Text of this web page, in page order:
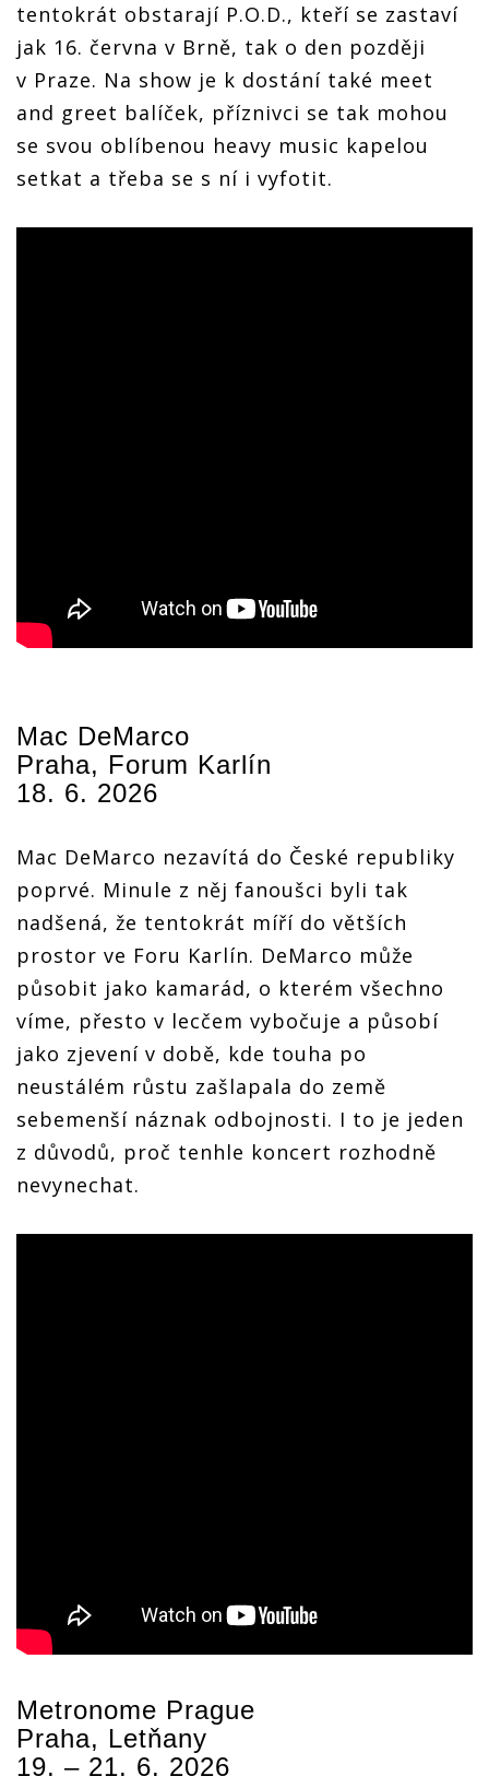
tentokrát obstarají P.O.D., kteří se zastaví
jak 16. června v Brně, tak o den později
v Praze. Na show je k dostání také meet
and greet balíček, příznivci se tak mohou
se svou oblíbenou heavy music kapelou
setkat a třeba se s ní i vyfotit.
Mac DeMarco
Praha, Forum Karlín
18. 6. 2026
Mac DeMarco nezavítá do České republiky
poprvé. Minule z něj fanoušci byli tak
nadšená, že tentokrát míří do větších
prostor ve Foru Karlín. DeMarco může
působit jako kamarád, o kterém všechno
víme, přesto v lecčem vybočuje a působí
jako zjevení v době, kde touha po
neustálém růstu zašlapala do země
sebemenší náznak odbojnosti. I to je jeden
z důvodů, proč tenhle koncert rozhodně
nevynechat.
Metronome Prague
Praha, Letňany
19. – 21. 6. 2026